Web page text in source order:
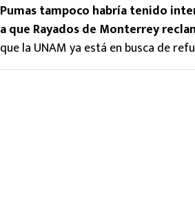
Pumas tampoco habría tenido
a que Rayados de Monterrey
que la UNAM ya está en busca de